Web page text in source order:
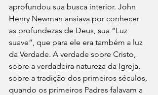
aprofundou sua busca interior. John
Henry Newman ansiava por conhecer
as profundezas de Deus, sua “Luz
suave”, que para ele era também a luz
da Verdade. A verdade sobre Cristo,
sobre a verdadeira natureza da Igreja,
sobre a tradição dos primeiros séculos,
quando os primeiros Padres falavam a